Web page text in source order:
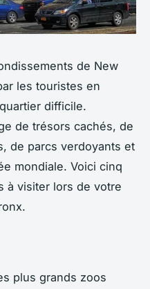
de New
les touristes en
difficile.
de trésors cachés, de
de parcs verdoyants et
mondiale. Voici cinq
à visiter lors de votre
plus grands zoos